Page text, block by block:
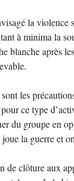
la violence
à minima la
blanche après
les
ce type
du groupe en
la guerre et
de clôture aux